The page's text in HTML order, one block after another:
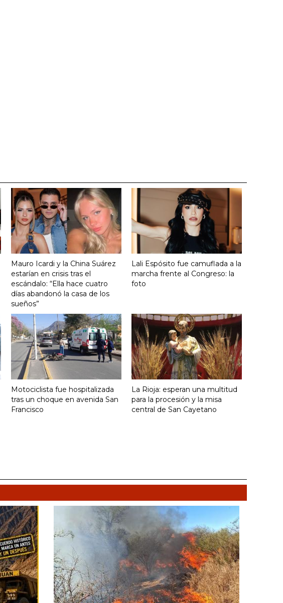
Mauro Icardi y la China Suárez
estarían en crisis tras el
escándalo: “Ella hace cuatro
días abandonó la casa de los
sueños”
Lali Espósito fue camuflada a la
marcha frente al Congreso: la
foto
Motociclista fue hospitalizada
tras un choque en avenida San
Francisco
La Rioja: esperan una multitud
para la procesión y la misa
central de San Cayetano